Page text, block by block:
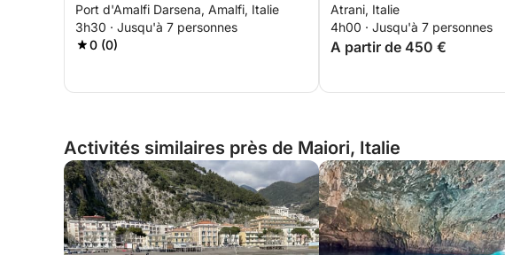
Furore
Port d'Amalfi Darsena, Amalfi, Italie
3h30 · Jusqu'à 7 personnes
0 (0)
Atrani, Italie
4h00 · Jusqu'à 7 personnes
A partir de 450 €
Activités similaires près de Maiori, Italie